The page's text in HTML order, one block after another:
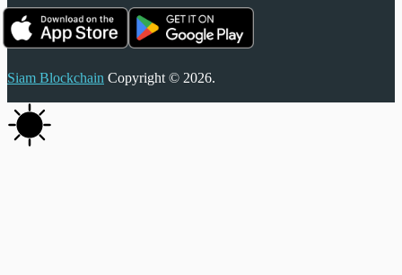
Siam Blockchain Copyright © 2026.